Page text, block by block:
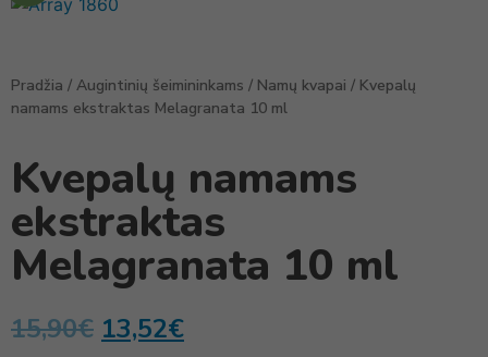
Pradžia / Augintinių šeimininkams / Namų kvapai / Kvepalų
namams ekstraktas Melagranata 10 ml
Kvepalų namams
ekstraktas
Melagranata 10 ml
15,90€ 13,52€